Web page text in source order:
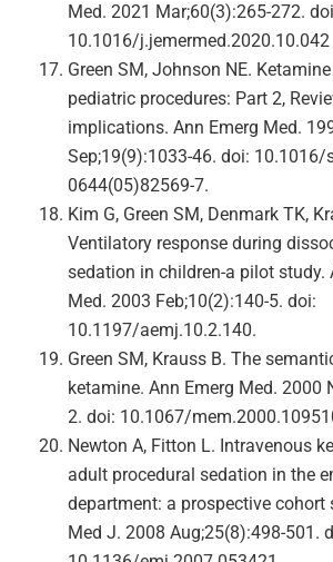
Med. 2021 Mar;60(3):265-272.
10.1016/j.jemermed.2020.10.042
Green SM, Johnson NE.
pediatric procedures: Part 2,
implications. Ann Emerg Med.
Sep;19(9):1033-46. doi: 10.1016/
0644(05)82569-7.
Kim G, Green SM, Denmark TK,
Ventilatory response during
sedation in children-a pilot study.
Med. 2003 Feb;10(2):140-5. doi:
10.1197/aemj.10.2.140.
Green SM, Krauss B. The
ketamine. Ann Emerg Med. 2000
2. doi: 10.1067/
Newton A, Fitton L. Intravenous
adult procedural sedation in the
department: a prospective cohort
Med J. 2008 Aug;25(8):498-501.